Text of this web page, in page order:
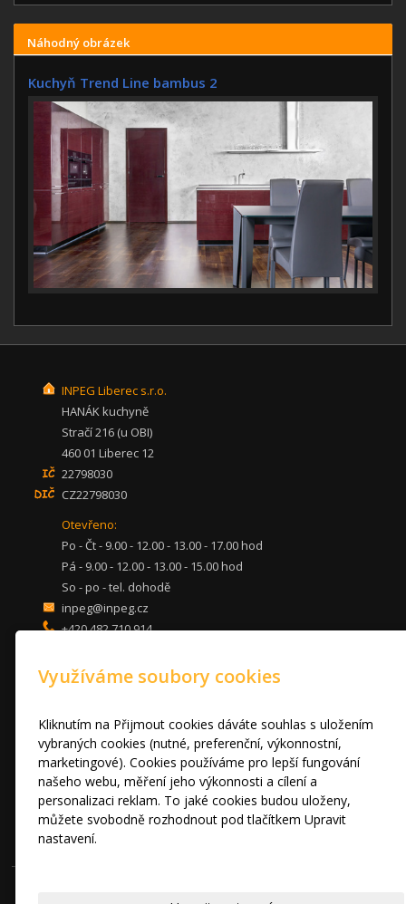
Náhodný obrázek
Kuchyň Trend Line bambus 2
INPEG Liberec s.r.o.
HANÁK kuchyně
Stračí 216 (u OBI)
460 01 Liberec 12
22798030
CZ22798030
Otevřeno:
Po - Čt - 9.00 - 12.00 - 13.00 - 17.00 hod
Pá - 9.00 - 12.00 - 13.00 - 15.00 hod
So - po - tel. dohodě
inpeg@inpeg.cz
+420 482 710 914
KUCHYNĚ
DVEŘE A STOLY
OBÝVACÍ POKOJE
AKCE
FOTOGALERIE
VÝPRODEJ VZORKŮ
RADY A TIPY
KONTAKT
Využíváme soubory cookies
Kliknutím na Přijmout cookies dáváte souhlas s uložením
vybraných cookies (nutné, preferenční, výkonnostní,
marketingové). Cookies používáme pro lepší fungování
našeho webu, měření jeho výkonnosti a cílení a
personalizaci reklam. To jaké cookies budou uloženy,
můžete svobodně rozhodnout pod tlačítkem Upravit
nastavení.